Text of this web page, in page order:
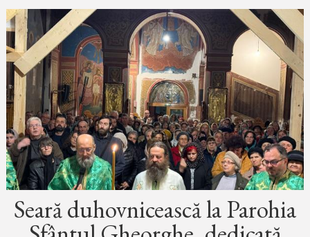
Seară duhovnicească la Parohia